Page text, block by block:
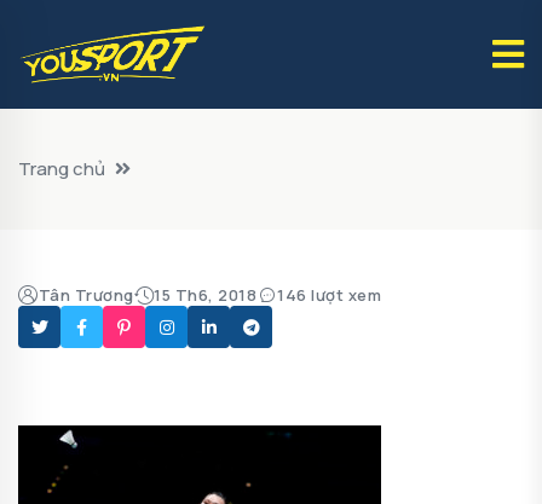
Trang chủ
Tân Trương 15 Th6, 2018 146 lượt xem